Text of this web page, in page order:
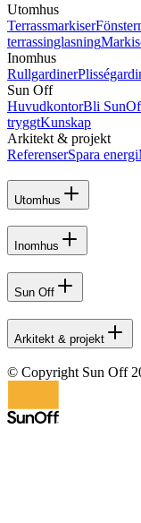
Utomhus
Terrassmarkiser
terrassinglasning
Inomhus
Rullgardiner
Sun Off
HuvudkontorBli
tryggtKunskap
Arkitekt & projekt
ReferenserSpara energi
Utomhus
Inomhus
Sun Off
Arkitekt & projekt
© Copyright Sun Off